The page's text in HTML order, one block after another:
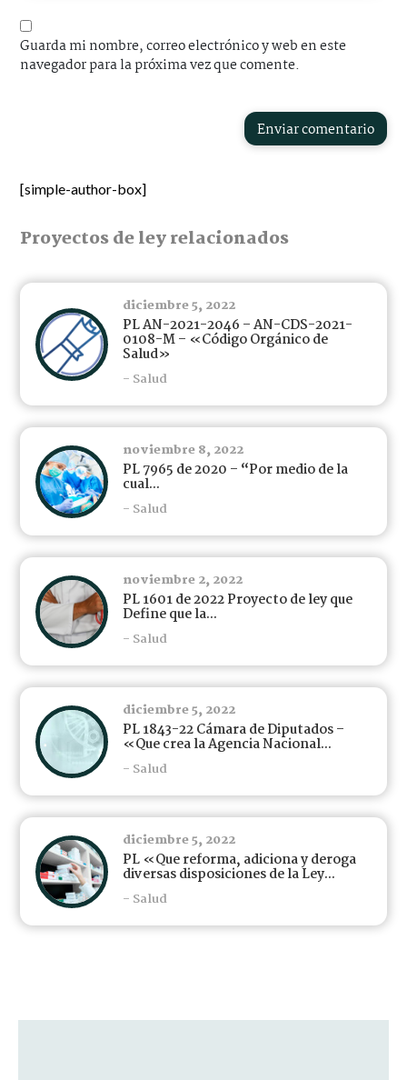
Guarda mi nombre, correo electrónico y web en este
navegador para la próxima vez que comente.
Enviar comentario
[simple-author-box]
Proyectos de ley relacionados
diciembre 5, 2022
PL AN-2021-2046 – AN-CDS-2021-
0108-M – «Código Orgánico de
Salud»
- Salud
noviembre 8, 2022
PL 7965 de 2020 – “Por medio de la
cual...
- Salud
noviembre 2, 2022
PL 1601 de 2022 Proyecto de ley que
Define que la...
- Salud
diciembre 5, 2022
PL 1843-22 Cámara de Diputados –
«Que crea la Agencia Nacional...
- Salud
diciembre 5, 2022
PL «Que reforma, adiciona y deroga
diversas disposiciones de la Ley...
- Salud